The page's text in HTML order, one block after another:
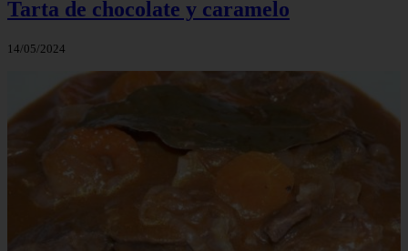
Tarta de chocolate y caramelo
14/05/2024